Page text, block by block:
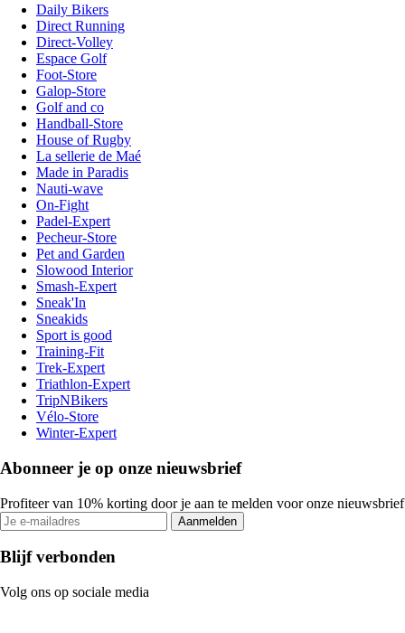
Daily Bikers
Direct Running
Direct-Volley
Espace Golf
Foot-Store
Galop-Store
Golf and co
Handball-Store
House of Rugby
La sellerie de Maé
Made in Paradis
Nauti-wave
On-Fight
Padel-Expert
Pecheur-Store
Pet and Garden
Slowood Interior
Smash-Expert
Sneak'In
Sneakids
Sport is good
Training-Fit
Trek-Expert
Triathlon-Expert
TripNBikers
Vélo-Store
Winter-Expert
Abonneer je op onze nieuwsbrief
Profiteer van 10% korting door je aan te melden voor onze nieuwsbrief
Aanmelden
Blijf verbonden
Volg ons op sociale media